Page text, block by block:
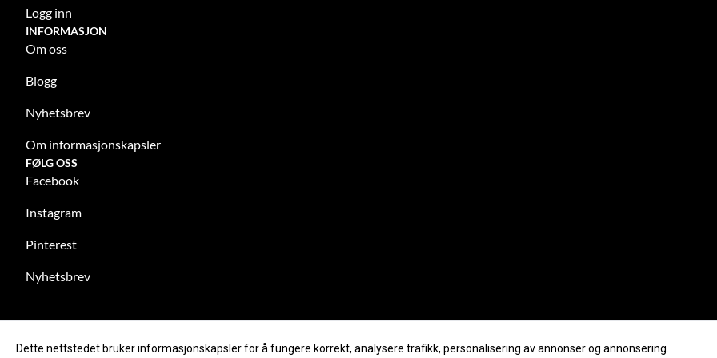
Logg inn
INFORMASJON
Om oss
Blogg
Nyhetsbrev
Om informasjonskapsler
FØLG OSS
Facebook
Instagram
Pinterest
Nyhetsbrev
Dette nettstedet bruker informasjonskapsler for å fungere korrekt, analysere trafikk, personalisering av annonser og annonsering.